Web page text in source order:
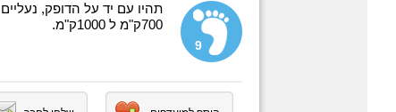
9
תהיו עם יד על הדופק,
700ק"מ ל 1000ק"מ.